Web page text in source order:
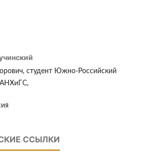
студент Южно-Российский
ССЫЛКИ